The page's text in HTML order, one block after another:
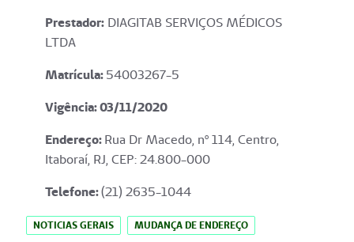
Prestador: DIAGITAB SERVIÇOS MÉDICOS
LTDA
Matrícula:54003267-5
Vigência: 03/11/2020
Endereço:Rua Dr Macedo, nº 114, Centro,
Itaboraí, RJ, CEP: 24.800-000
Telefone:(21) 2635-1044
NOTICIAS GERAIS MUDANÇA DE ENDEREÇO